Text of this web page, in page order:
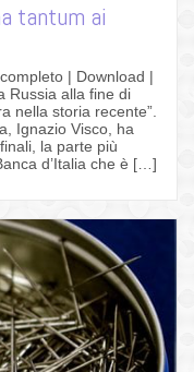
tantum ai
| Download |
Russia alla fine di
nella storia recente”.
Ignazio Visco, ha
la parte più
d’Italia che è […]